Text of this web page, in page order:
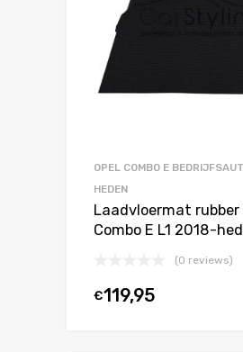
OPEL COMBO E
HEDEN
Laadvloermat rubber
Combo E L1 2018-
(0 reviews)
€119,95